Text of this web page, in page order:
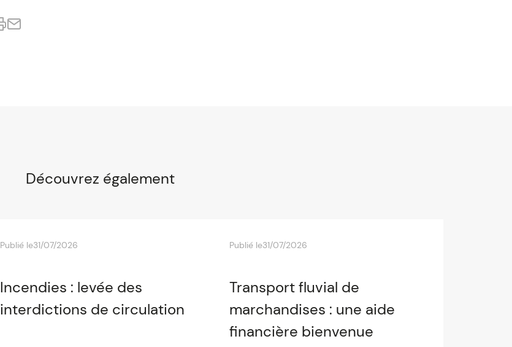
Découvrez également
Publié le31/07/2026
Incendies : levée des
interdictions de circulation
Publié le31/07/2026
Transport fluvial de
marchandises : une aide
financière bienvenue